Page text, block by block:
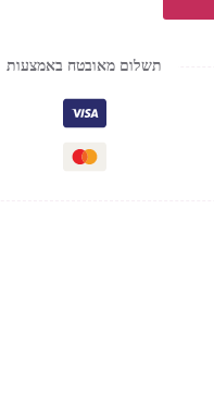
תשלום מאובטח באמצעות